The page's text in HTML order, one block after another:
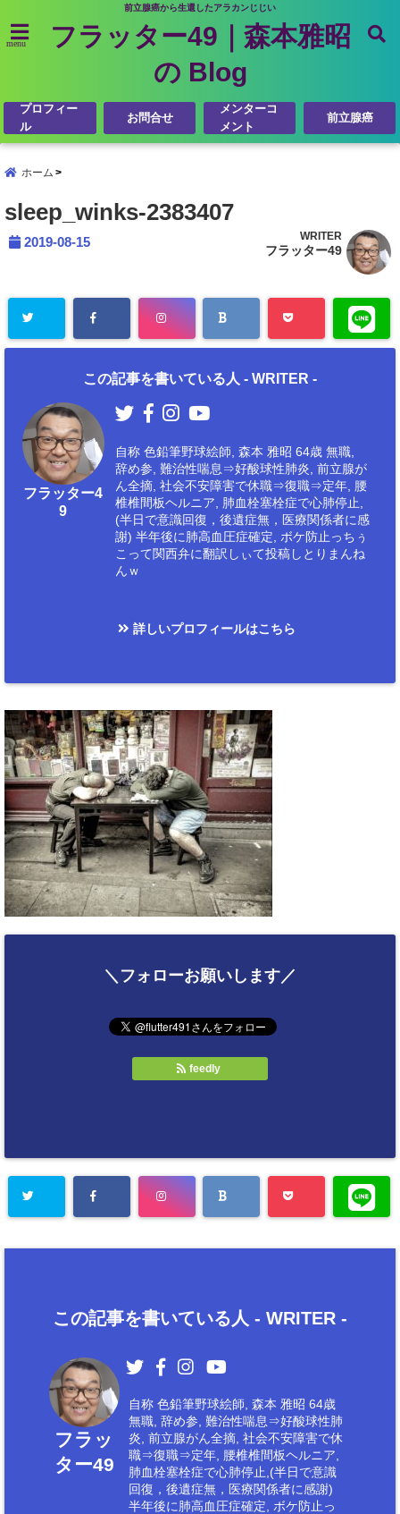
前立腺癌から生還したアラカンじじい
menu
フラッター49｜森本雅昭
の Blog
プロフィー
ル
お問合せ
メンターコ
メント
前立腺癌
ホーム
sleep_winks-2383407
2019-08-15 WRITER
フラッター49
この記事を書いている人 - WRITER -
フラッター4
9
自称 色鉛筆野球絵師, 森本 雅昭 64歳 無職,
辞め参, 難治性喘息⇒好酸球性肺炎, 前立腺が
ん全摘, 社会不安障害で休職⇒復職⇒定年, 腰
椎椎間板ヘルニア, 肺血栓塞栓症で心肺停止,
(半日で意識回復，後遺症無，医療関係者に感
謝) 半年後に肺高血圧症確定, ボケ防止っちぅ
こって関西弁に翻訳しぃて投稿しとりまんね
んｗ
詳しいプロフィールはこちら
＼フォローお願いします／
feedly
この記事を書いている人 - WRITER -
フラッ
ター49
自称 色鉛筆野球絵師, 森本 雅昭 64歳
無職, 辞め参, 難治性喘息⇒好酸球性肺
炎, 前立腺がん全摘, 社会不安障害で休
職⇒復職⇒定年, 腰椎椎間板ヘルニア,
肺血栓塞栓症で心肺停止,(半日で意識
回復，後遺症無，医療関係者に感謝)
半年後に肺高血圧症確定, ボケ防止っ